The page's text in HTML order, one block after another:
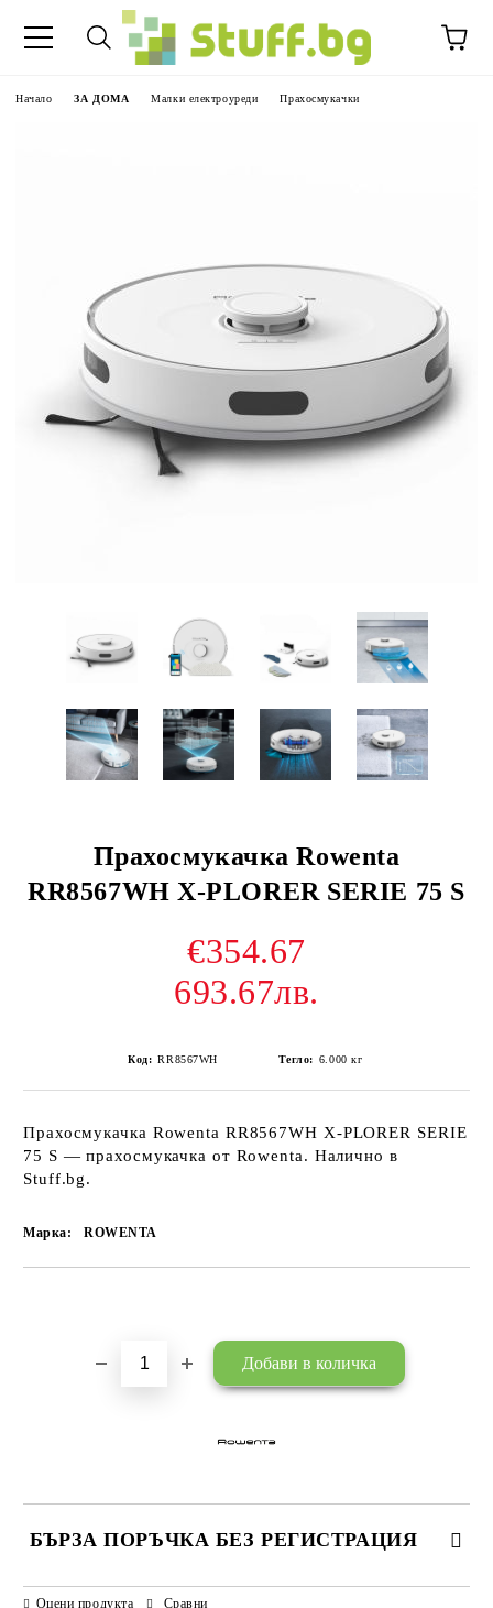
Начало ЗА ДОМА Малки електроуреди Прахосмукачки
Прахосмукачка Rowenta
RR8567WH X-PLORER SERIE 75 S
€354.67
693.67лв.
Код: RR8567WH Тегло: 6.000 кг
Прахосмукачка Rowenta RR8567WH X-PLORER SERIE
75 S — прахосмукачка от Rowenta. Налично в
Stuff.bg.
Марка: ROWENTA
БЪРЗА ПОРЪЧКА БЕЗ РЕГИСТРАЦИЯ
САМО ПОПЪЛНЕТЕ 3 ПОЛЕТА
Оцени продукта Сравни